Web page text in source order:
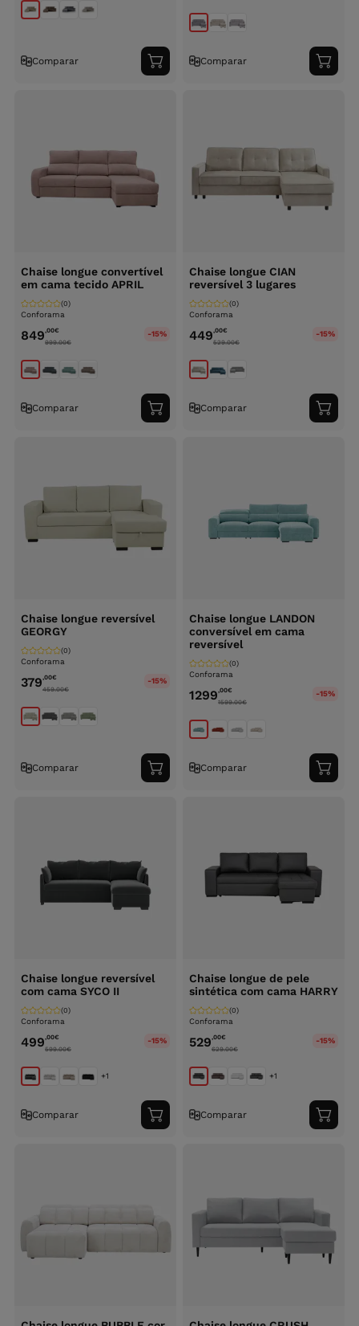
Comparar
Adicionar
ao
Comparar
ao
Chaise longue convertível
em cama tecido APRIL
Conforama
(0)
849,00€
999.00€
-15%
Comparar
Adicionar
ao
Chaise longue CIAN
reversível 3 lugares
Conforama
(0)
449,00€
529.00€
-15%
Comparar
ao
Chaise longue reversível
GEORGY
Conforama
(0)
379,00€
459.00€
-15%
Comparar
Adicionar
ao
Chaise longue LANDON
conversível em cama
reversível
Conforama
(0)
1299,00€
1599.00€
-15%
Comparar
ao
Chaise longue reversível
com cama SYCO II
Conforama
(0)
499,00€
599.00€
-15%
+1
Comparar
Adicionar
ao
Chaise longue de pele
sintética com cama HARRY
Conforama
(0)
529,00€
629.00€
-15%
+1
Comparar
ao